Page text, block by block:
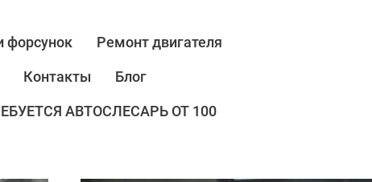
форсунок Ремонт двигателя
Контакты Блог
АВТОСЛЕСАРЬ ОТ 100